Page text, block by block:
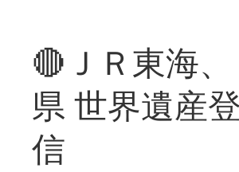
🔴ＪＲ東海
県 世界遺産
信